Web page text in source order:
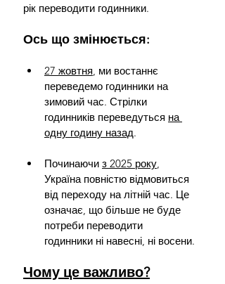
рік переводити годинники.
Ось що змінюється:
27 жовтня, ми востаннє
переведемо годинники на
зимовий час. Стрілки
годинників переведуться на
одну годину назад.
Починаючи з 2025 року,
Україна повністю відмовиться
від переходу на літній час. Це
означає, що більше не буде
потреби переводити
годинники ні навесні, ні восени.
Чому це важливо?